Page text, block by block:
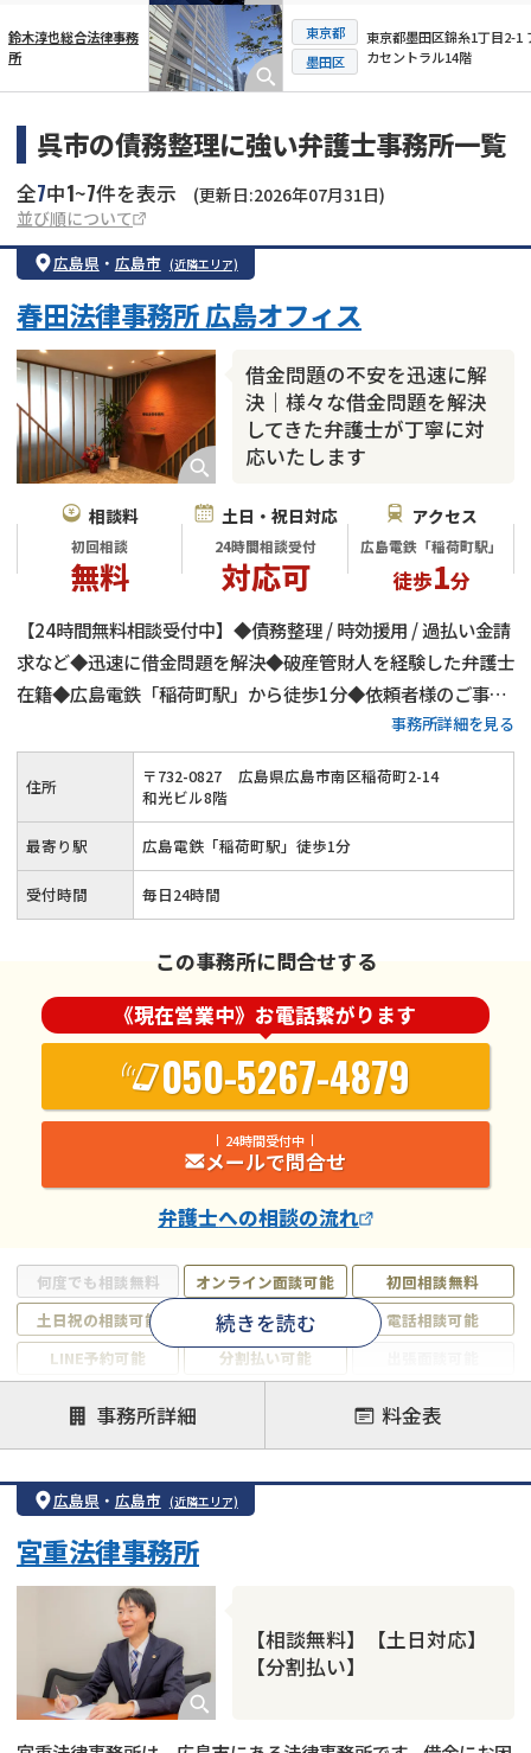
鈴木淳也総合法律事務
所
東京都
墨田区
東京都墨田区錦糸1丁目2-1
カセントラル14階
呉市の債務整理に強い弁護士事務所一覧
全7中1~7件を表示
(更新日:2026年07月31日)
並び順について
広島県 ・ 広島市 (近隣エリア)
借金問題の不安を迅速に解
決｜様々な借金問題を解決
してきた弁護士が丁寧に対
応いたします
春田法律事務所 広島オフィス
相談料
初回相談
無料
土日・祝日対応
24時間相談受付
対応可
アクセス
広島電鉄「稲荷町駅」
徒歩1分
【24時間無料相談受付中】◆債務整理 / 時効援用 / 過払い金請
求など◆迅速に借金問題を解決◆破産管財人を経験した弁護士
在籍◆広島電鉄「稲荷町駅」から徒歩1分◆依頼者様のご事情
に寄り添った対応◆弁護士費用に関しても柔軟に対応（後払
い・分割払い可能）◆2016年の設立以来、多くの借金問題を
解決
事務所詳細を見る
何度でも相談無料 オンライン面談可能
初回相談無料
土日祝の相談可能
19時以降電話可能
電話相談可能
LINE予約可能
分割払い可能
借金返済相談・交渉
自己破産
任意整理
個人再生
時効援用
会社破産・法人破産
カードローン
続きを読む
住所 〒732-0827
広島県広島市南区稲荷町2-14
和光ビル8階
最寄り駅 広島電鉄「稲荷町駅」徒歩1分
受付時間 毎日24時間
この事務所に問合せする
《現在営業中》お電話繋がります
050-5267-4879
24時間受付中
メールで問合せ
弁護士への相談の流れ
事務所詳細 料金表
広島県 ・ 広島市 (近隣エリア)
【相談無料】【土日対応】
【分割払い】
宮重法律事務所